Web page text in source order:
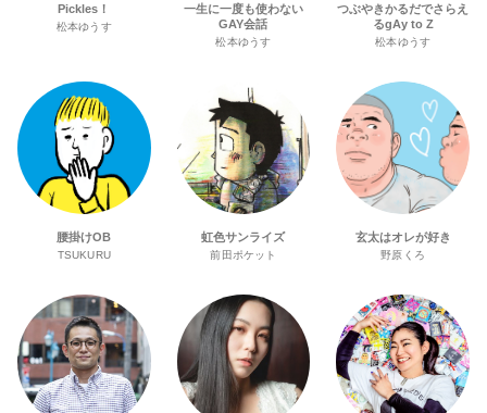
Pickles！
松本ゆうす
一生に一度も使わない
GAY会話
松本ゆうす
つぶやきかるだでさらえ
るgAy to Z
松本ゆうす
腰掛けOB
TSUKURU
虹色サンライズ
前田ポケット
玄太はオレが好き
野原くろ